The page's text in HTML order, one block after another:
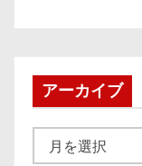
アーカイブ